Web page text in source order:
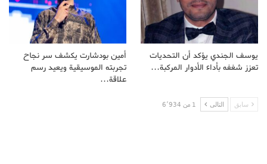
يوسف الجندي يؤكد أن التحديات
تعزز شغفه بأداء الأدوار المركبة…
أمين بودشارت يكشف سر نجاح
تجربته الموسيقية ويعيد رسم
علاقة…
سابق التالى 1 من 6٬934